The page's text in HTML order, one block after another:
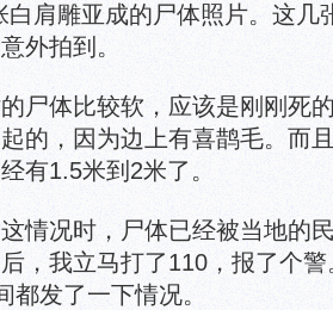
白肩雕亚成的尸体照片。这几
外拍到。
尸体比较软，应该是刚刚死
的，因为边上有喜鹊毛。而
有1.5米到2米了。
情况时，尸体已经被当地的
，我立马打了110，报了个
都发了一下情况。